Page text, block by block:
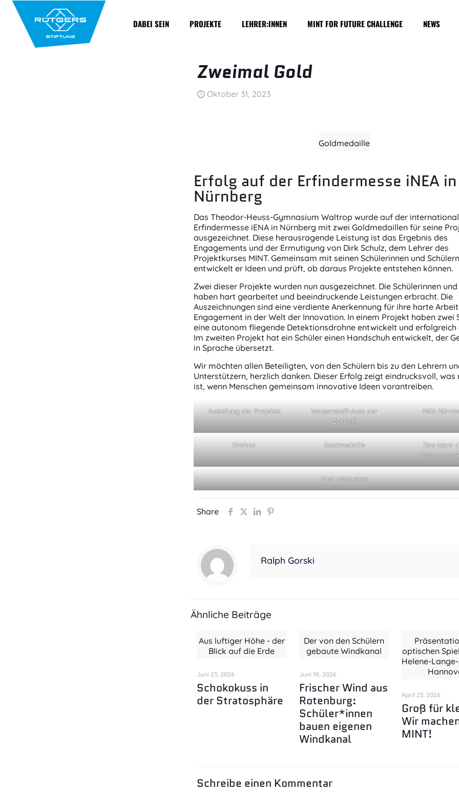
DABEI SEIN PROJEKTE LEHRER:INNEN MINT FOR FUTURE CHALLENGE NEWS
Zweimal Gold
Oktober 31, 2023
Goldmedaille
Erfolg auf der Erfindermesse iNEA in
Nürnberg
Das Theodor-Heuss-Gymnasium Waltrop wurde auf der
Erfindermesse iENA in Nürnberg mit zwei Goldmedaillen für seine
ausgezeichnet. Diese herausragende Leistung ist das Ergebnis des
Engagements und der Ermutigung von Dirk Schulz, dem Lehrer des
Projektkurses MINT. Gemeinsam mit seinen Schülerinnen und Schülern
entwickelt er Ideen und prüft, ob daraus Projekte entstehen können.
Zwei dieser Projekte wurden nun ausgezeichnet. Die Schülerinnen und
haben hart gearbeitet und beeindruckende Leistungen erbracht. Die
Auszeichnungen sind eine verdiente Anerkennung für ihre harte
Engagement in der Welt der Innovation. In einem Projekt haben zwei
eine autonom fliegende Detektionsdrohne entwickelt und erfolgreich
Im zweiten Projekt hat ein Schüler einen Handschuh entwickelt, der
in Sprache übersetzt.
Wir möchten allen Beteiligten, von den Schülern bis zu den Lehrern
Unterstützern, herzlich danken. Dieser Erfolg zeigt eindrucksvoll, was
ist, wenn Menschen gemeinsam innovative Ideen vorantreiben.
Austellung der Projekte
Wasserstoff-Auto der
Zukunft
iNEA
Drohne Goldmedaille
Das team
Und noch eine
Share
Ralph Gorski
Ähnliche Beiträge
Aus luftiger Höhe - der
Blick auf die Erde
Juni 23, 2026
Schokokuss in
der Stratosphäre
Der von den Schülern
gebaute Windkanal
Juni 18, 2026
Frischer Wind aus
Rotenburg:
Schüler*innen
bauen eigenen
Windkanal
optischen
Helene-
April 23, 2026
Groß für
Wir
MINT!
Schreibe einen Kommentar